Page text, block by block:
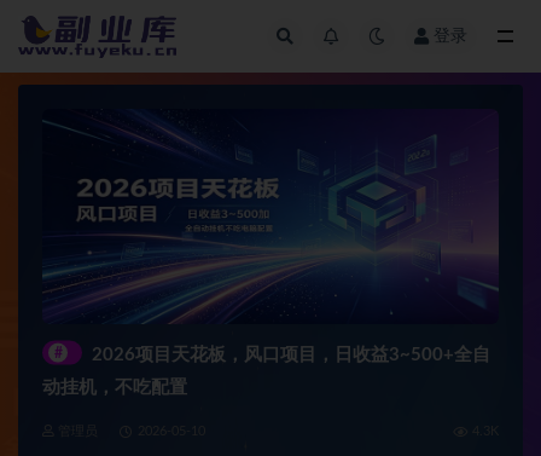
登录
#
2026项目天花板，风口项目，日收益3~500+全自
动挂机，不吃配置